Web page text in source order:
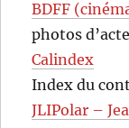
BDFF
photos
Calindex
Index du
JLIPolar –